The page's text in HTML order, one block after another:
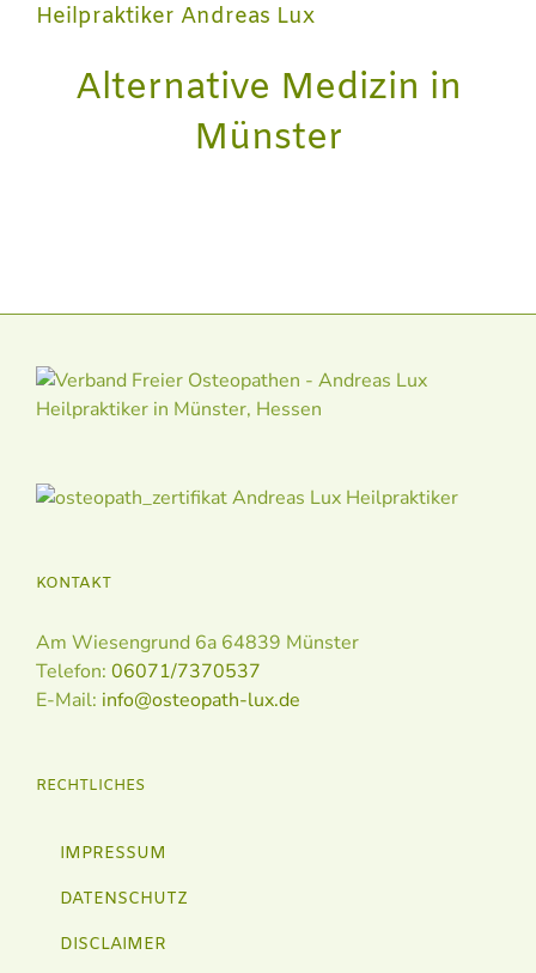
Heilpraktiker Andreas Lux
Alternative Medizin in
Münster
KONTAKT
Am Wiesengrund 6a 64839 Münster
Telefon: 06071/7370537
E-Mail: info@osteopath-lux.de
RECHTLICHES
IMPRESSUM
DATENSCHUTZ
DISCLAIMER